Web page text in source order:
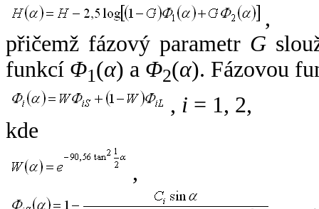
,
přičemž fázový parametr G
funkcí Φ1(α) a Φ2(α). Fázovou
, i = 1, 2,
kde
,